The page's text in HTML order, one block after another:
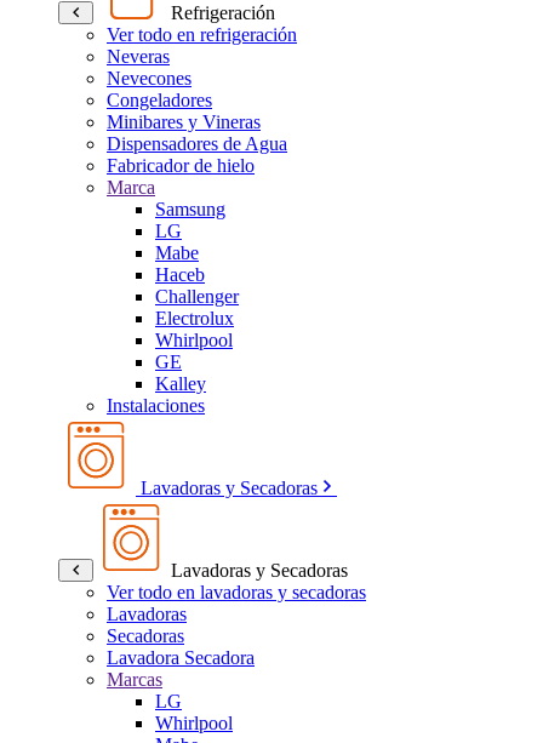
Refrigeración
Ver todo en refrigeración
Neveras
Nevecones
Congeladores
Minibares y Vineras
Dispensadores de Agua
Fabricador de hielo
Marca
Samsung
LG
Mabe
Haceb
Challenger
Electrolux
Whirlpool
GE
Kalley
Instalaciones
Lavadoras y Secadoras
Lavadoras y Secadoras
Ver todo en lavadoras y secadoras
Lavadoras
Secadoras
Lavadora Secadora
Marcas
LG
Whirlpool